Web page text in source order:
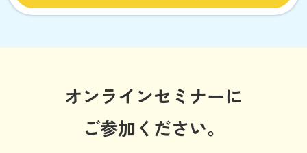
オンラインセミナーに
ご参加ください。